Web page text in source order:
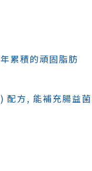
累積的頑固脂肪
方, 能補充腸益